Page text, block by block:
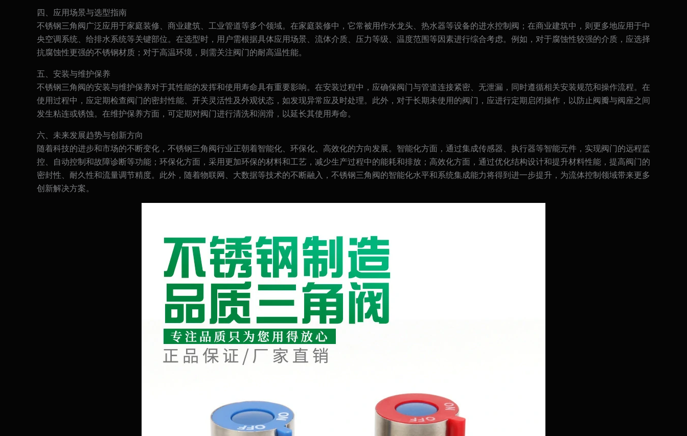
四、应用场景与选型指南
不锈钢三角阀广泛应用于家庭装修、商业建筑、工业管道等多个领域。在家庭装修中，它常被用作水龙头、热水器等设备的进水控制阀；在商业建筑中，则更多地应用于中
央空调系统、给排水系统等关键部位。在选型时，用户需根据具体应用场景、流体介质、压力等级、温度范围等因素进行综合考虑。例如，对于腐蚀性较强的介质，应选择
抗腐蚀性更强的不锈钢材质；对于高温环境，则需关注阀门的耐高温性能。
五、安装与维护保养
不锈钢三角阀的安装与维护保养对于其性能的发挥和使用寿命具有重要影响。在安装过程中，应确保阀门与管道连接紧密、无泄漏，同时遵循相关安装规范和操作流程。在
使用过程中，应定期检查阀门的密封性能、开关灵活性及外观状态，如发现异常应及时处理。此外，对于长期未使用的阀门，应进行定期启闭操作，以防止阀瓣与阀座之间
发生粘连或锈蚀。在维护保养方面，可定期对阀门进行清洗和润滑，以延长其使用寿命。
六、未来发展趋势与创新方向
随着科技的进步和市场的不断变化，不锈钢三角阀行业正朝着智能化、环保化、高效化的方向发展。智能化方面，通过集成传感器、执行器等智能元件，实现阀门的远程监
控、自动控制和故障诊断等功能；环保化方面，采用更加环保的材料和工艺，减少生产过程中的能耗和排放；高效化方面，通过优化结构设计和提升材料性能，提高阀门的
密封性、耐久性和流量调节精度。此外，随着物联网、大数据等技术的不断融入，不锈钢三角阀的智能化水平和系统集成能力将得到进一步提升，为流体控制领域带来更多
创新解决方案。